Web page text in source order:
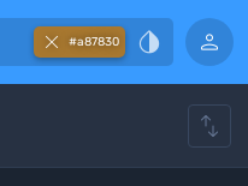

 #a87830 
